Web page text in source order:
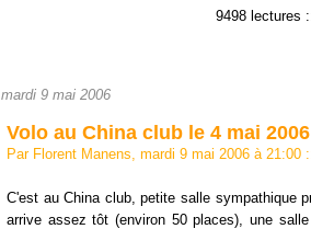
9498 lectures
mardi 9 mai 2006
Volo au China club le 4 mai 2006
Par Florent Manens, mardi 9 mai 2006 à 21:00
C'est au China club, petite salle sympathique
arrive assez tôt (environ 50 places), une